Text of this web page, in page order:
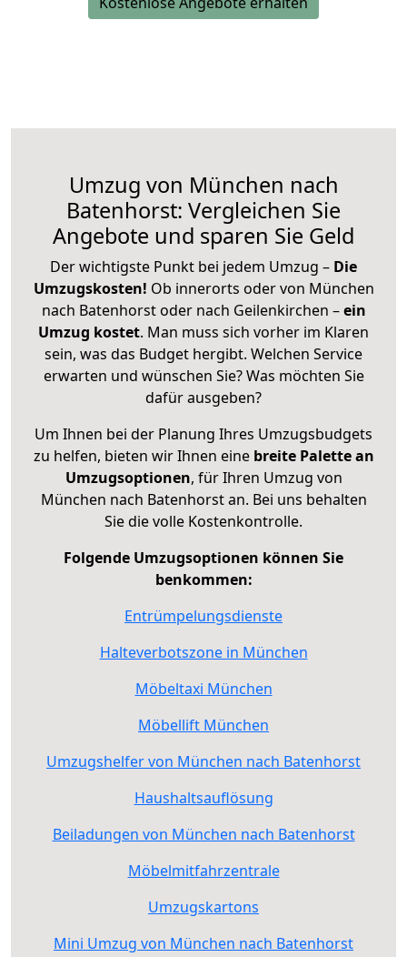
Umzug von München nach
Batenhorst: Vergleichen Sie
Angebote und sparen Sie Geld
Der wichtigste Punkt bei jedem Umzug – Die
Umzugskosten! Ob innerorts oder von München
nach Batenhorst oder nach Geilenkirchen –ein
Umzug kostet. Man muss sich vorher im Klaren
sein, was das Budget hergibt. Welchen Service
erwarten und wünschen Sie? Was möchten Sie
dafür ausgeben?
Um Ihnen bei der Planung Ihres Umzugsbudgets
zu helfen, bieten wir Ihnen eine breite Palette an
Umzugsoptionen, für Ihren Umzug von
München nach Batenhorst an. Bei uns behalten
Sie die volle Kostenkontrolle.
Folgende Umzugsoptionen können Sie
benkommen:
Entrümpelungsdienste
Halteverbotszone in München
Möbeltaxi München
Möbellift München
Umzugshelfer von München nach Batenhorst
Haushaltsauflösung
Beiladungen von München nach Batenhorst
Möbelmitfahrzentrale
Umzugskartons
Mini Umzug von München nach Batenhorst